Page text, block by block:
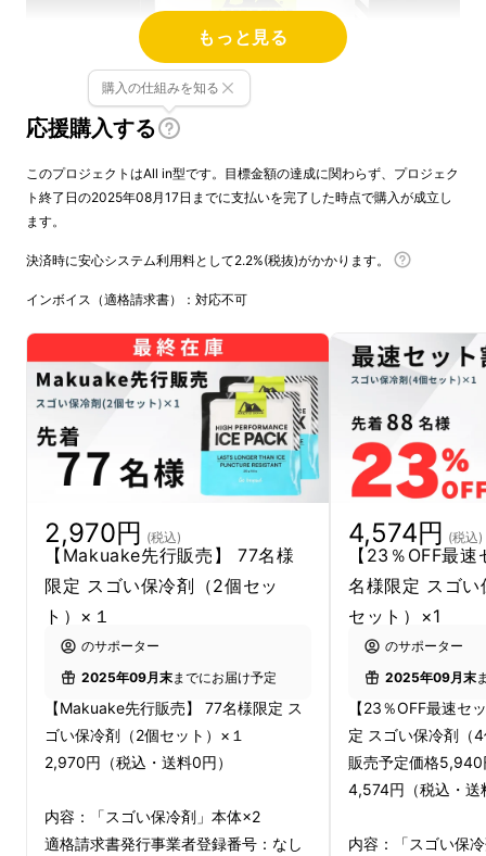
もっと見る
応援購入する
購入の仕組みを知る
このプロジェクトはAll in型です。目標金額の達成に関わらず、プロジェク
ト終了日の2025年08月17日までに支払いを完了した時点で購入が成立し
ます。
決済時に安心システム利用料として2.2%(税抜)がかかります。
インボイス（適格請求書）：対応不可
2,970円 (税込)
【Makuake先行販売】 77名様
限定 スゴい保冷剤（2個セッ
ト）×１
のサポーター
2025年09月末までにお届け予定
【Makuake先行販売】 77名様限定 ス
ゴい保冷剤（2個セット）×１
2,970円（税込・送料0円）
内容：「スゴい保冷剤」本体×2
適格請求書発行事業者登録番号：なし
4,574円 (税込)
【23％OFF最
名様限定 スゴ
セット）×1
のサポーター
2025年09月末
【23％OFF最速セ
定 スゴい保冷剤（
販売予定価格
4,574円（税込・送
内容：「スゴい保